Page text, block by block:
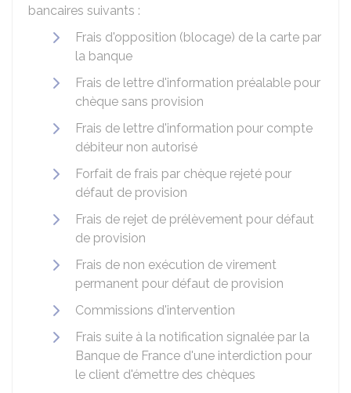
bancaires suivants :
Frais d'opposition (blocage) de la carte par
la banque
Frais de lettre d'information préalable pour
chèque sans provision
Frais de lettre d'information pour compte
débiteur non autorisé
Forfait de frais par chèque rejeté pour
défaut de provision
Frais de rejet de prélèvement pour défaut
de provision
Frais de non exécution de virement
permanent pour défaut de provision
Commissions d'intervention
Frais suite à la notification signalée par la
Banque de France d'une interdiction pour
le client d'émettre des chèques